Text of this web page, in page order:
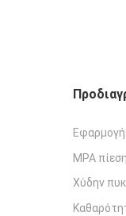
Εφαρμογή:
MPA
Χύδην